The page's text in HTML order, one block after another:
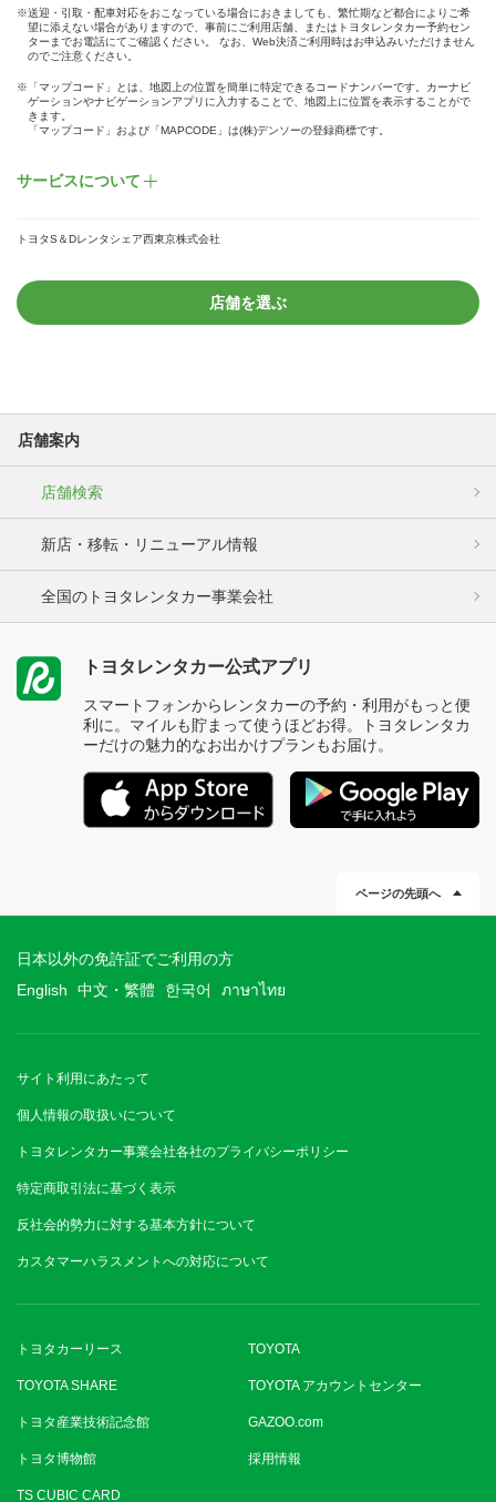
※送迎・引取・配車対応をおこなっている場合におきましても、繁忙期など都合によりご希
望に添えない場合がありますので、事前にご利用店舗、またはトヨタレンタカー予約セン
ターまでお電話にてご確認ください。 なお、Web決済ご利用時はお申込みいただけません
のでご注意ください。
※「マップコード」とは、地図上の位置を簡単に特定できるコードナンバーです。カーナビ
ゲーションやナビゲーションアプリに入力することで、地図上に位置を表示することがで
きます。
「マップコード」および「MAPCODE」は(株)デンソーの登録商標です。
サービスについて
トヨタS＆Dレンタシェア西東京株式会社
店舗を選ぶ
店舗案内
店舗検索
新店・移転・リニューアル情報
全国のトヨタレンタカー事業会社
トヨタレンタカー公式アプリ
スマートフォンからレンタカーの予約・利用がもっと便
利に。マイルも貯まって使うほどお得。トヨタレンタカ
ーだけの魅力的なお出かけプランもお届け。
ページの先頭へ
日本以外の免許証でご利用の方
English
中文・繁體 한국어 ภาษาไทย
サイト利用にあたって
個人情報の取扱いについて
トヨタレンタカー事業会社各社のプライバシーポリシー
特定商取引法に基づく表示
反社会的勢力に対する基本方針について
カスタマーハラスメントへの対応について
トヨタカーリース TOYOTA
TOYOTA SHARE TOYOTA アカウントセンター
トヨタ産業技術記念館 GAZOO.com
トヨタ博物館 採用情報
TS CUBIC CARD